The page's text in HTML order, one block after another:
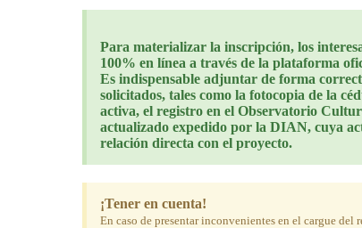
Para materializar la inscripción, los
100% en línea a través de la plataforma
Es indispensable adjuntar de forma
solicitados, tales como la fotocopia de la
activa, el registro en el Observatorio
actualizado expedido por la DIAN, cuya
relación directa con el proyecto.
¡Tener en cuenta!
En caso de presentar inconvenientes en el cargue del